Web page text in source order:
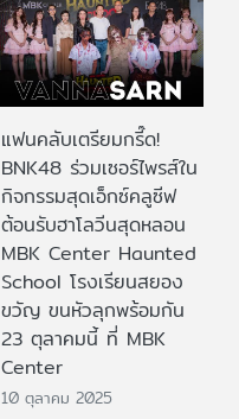
แฟนคลับเตรียมกรี๊ด!
BNK48 ร่วมเซอร์ไพรส์ใน
กิจกรรมสุดเอ็กซ์คลูซีฟ
ต้อนรับฮาโลวีนสุดหลอน
MBK Center Haunted
School โรงเรียนสยอง
ขวัญ ขนหัวลุกพร้อมกัน
23 ตุลาคมนี้ ที่ MBK
Center
10 ตุลาคม 2025